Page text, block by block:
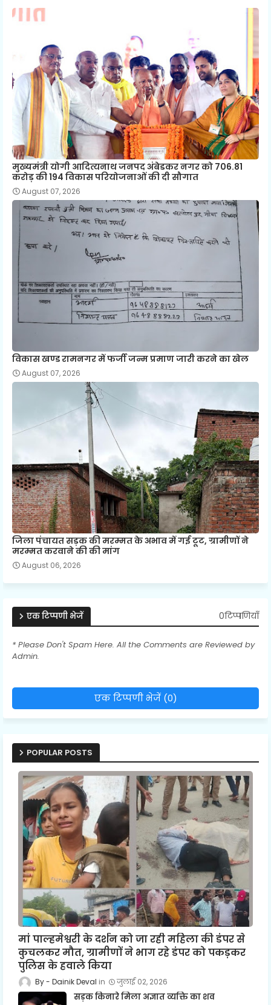
मुख्यमंत्री योगी आदित्यनाथ जनपद अंबेडकर नगर को 706.81
करोड़ की 194 विकास परियोजनाओं की दी सौगात
August 07, 2026
विकास खण्ड रामनगर में फर्जी जन्म प्रमाण जारी करने का खेल
August 07, 2026
जिला पंचायत सड़क की मरम्मत के अभाव में गई टूट, ग्रामीणों ने
मरम्मत करवाने की की मांग
August 06, 2026
एक टिप्पणी भेजें 0टिप्पणियाँ
* Please Don't Spam Here. All the Comments are Reviewed by
Admin.
एक टिप्पणी भेजें (0)
POPULAR POSTS
मां पाल्हमेश्वरी के दर्शन को जा रही महिला की डंपर से
कुचलकर मौत, ग्रामीणों ने भाग रहे डंपर को पकड़कर
पुलिस के हवाले किया
Dainik Deval जुलाई 02, 2026
सड़क किनारे मिला अज्ञात व्यक्ति का शव